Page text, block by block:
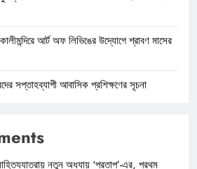
আর্ট অফ লিভিঙের উদ্যোগে শ্রাবণ মাসের
সপ্তাহব্যাপী আবাসিক প্রশিক্ষণের সূচনা
নতুন অধ্যায় ‘প্রতাপ’-এর, প্রথম